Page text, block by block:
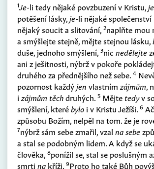
1Je-li tedy nějaké povzbuzení v Kristu,je
potěšení lásky,je-li nějaké společenství
nějaký soucit a slitování, 2naplňte mou
a smýšlejte stejně, mějte stejnou lásku,
duše, jednoho smýšlení, 3nic nedělejte
ani z ješitnosti, nýbrž v pokoře
druhého za přednějšího než sebe. 4
pozornost každýjen vlastním zájmům,
i zájmům těchdruhých. 5 Mějte tedyv
smýšlení, kterébylo i v Kristu Ježíši. 6
způsobu Božím, nelpěl na tom. že je
7nýbrž sám sebe zmařil, vzal na sebe
a stal se podobným lidem. A když se
člověka, 8ponížil se, stal se poslušným
smrti na kříži. 9Proto ho také Bůh